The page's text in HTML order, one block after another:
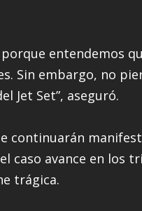
entendemos
Sin embargo, no
Jet Set”, aseguró.
continuarán
caso avance en los
trágica.